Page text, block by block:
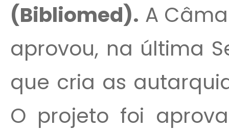
(Bibliomed). A
aprovou, na última
que cria as
O projeto foi